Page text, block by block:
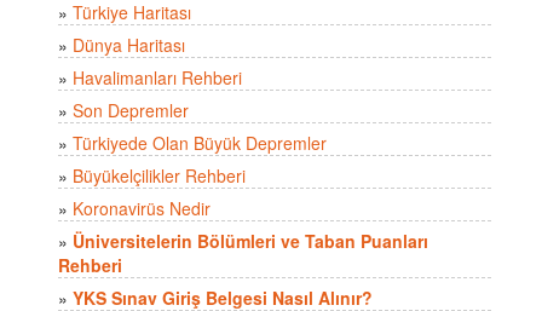
» Türkiye Haritası
» Dünya Haritası
» Havalimanları Rehberi
» Son Depremler
» Türkiyede Olan Büyük Depremler
» Büyükelçilikler Rehberi
» Koronavirüs Nedir
» Üniversitelerin Bölümleri ve Taban Puanları
Rehberi
» YKS Sınav Giriş Belgesi Nasıl Alınır?